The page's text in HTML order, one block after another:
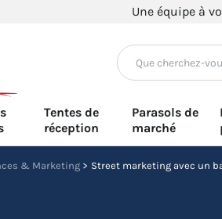
Une équipe à
Tentes de
réception
Parasols de
marché
& Marketing >